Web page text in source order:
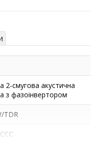
2-смугова акустична
з фазоінвертором
TDR